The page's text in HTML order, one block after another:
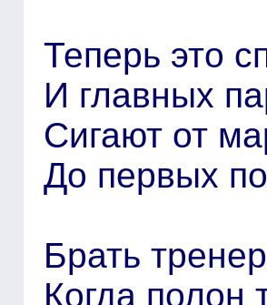
Теперь это
И главных
Сигают от
До первых
Брать
Когда полон